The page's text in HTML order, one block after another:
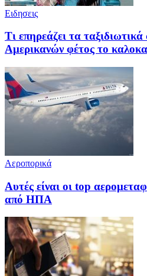
Ειδησεις
Τι επηρεάζει τα
Αμερικανών φέτος το
Αεροπορικά
Αυτές είναι οι top
από ΗΠΑ